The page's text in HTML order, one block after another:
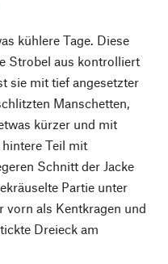
kühlere Tage. Diese
Strobel aus kontrolliert
sie mit tief angesetzter
Manschetten,
kürzer und mit
Teil mit
Schnitt der Jacke
Partie unter
vorn als Kentkragen und
Dreieck am